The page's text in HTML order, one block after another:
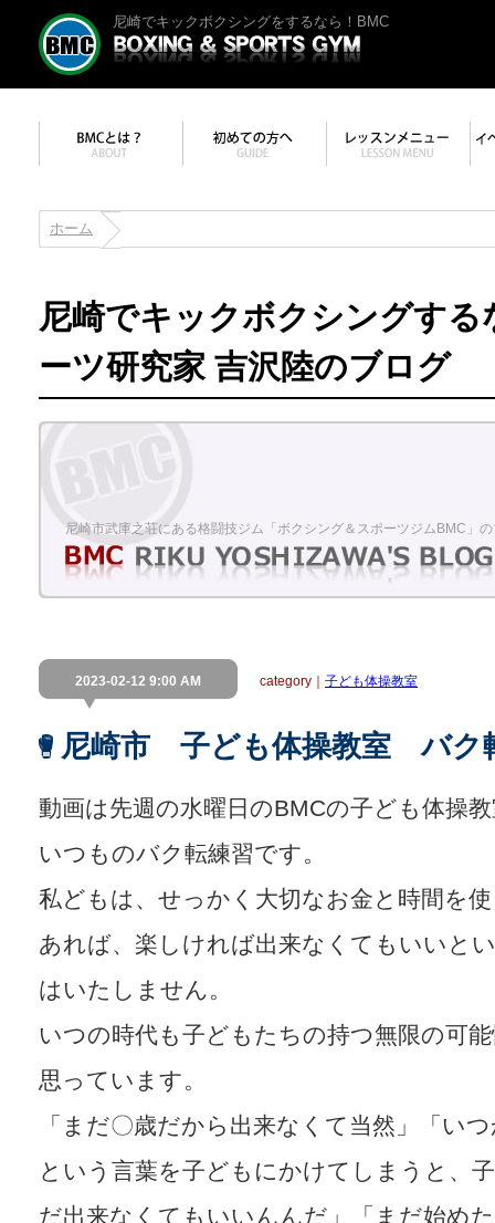
尼崎でキックボクシングをするなら！BMC
ホーム
尼崎でキックボクシングす
ーツ研究家 吉沢陸のブログ
尼崎市武庫之荘にある格闘技ジム「ボクシング＆スポーツジムBMC」
2023-02-12 9:00 AM category｜ 子ども体操教室
尼崎市 子ども体操教室 バク
動画は先週の水曜日のBMCの子ども体操
いつものバク転練習です。
私どもは、せっかく大切なお金と時間を
あれば、楽しければ出来なくてもいいと
はいたしません。
いつの時代も子どもたちの持つ無限の可
思っています。
「まだ〇歳だから出来なくて当然」「い
という言葉を子どもにかけてしまうと、
だ出来なくてもいいんんだ」「まだ始め